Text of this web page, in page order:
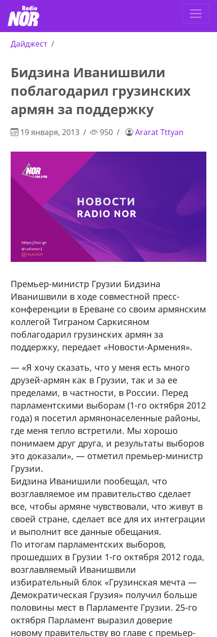
Дайджест
Бидзина Иванишвили
поблагодарил грузинских
армян за поддержку
19 января, 2013 950 Ararat Tttyan
Премьер-министр Грузии Бидзина
Иванишвили в ходе совместной пресс-
конференции в Ереване со своим армянским
коллегой Тиграном Саркисяном
поблагодарил грузинских армян за
поддержку, передает «Новости-Армения».
— «Я хочу сказать, что у меня есть много
друзей-армян как в Грузии, так и за ее
пределами, в частности, в России. Перед
парламентскими выборам (1-го октября 2012
года) я посетил армянонаселенные районы,
где меня тепло встретили. Мы хорошо
понимаем друг друга, и результаты выборов
это доказали», — отметил премьер-министр
Грузии.
Бидзина Иванишили пообещал, что
возглавляемое им правительство сделает
все, чтобы армяне чувствовали, что живут в
своей стране, сделает все для их интеграции
и выполнит все данные обещания.
По итогам парламентских выборов,
прошедших в Грузии 1-го октября 2012 года,
возглавляемый Иванишвили
избирательный блок «Грузинская мечта —
Демократическая Грузия» получил больше
половины мест в Парламенте Грузии. 25-го
октября Парламент выразил доверие
новому правительству во главе с премьер-